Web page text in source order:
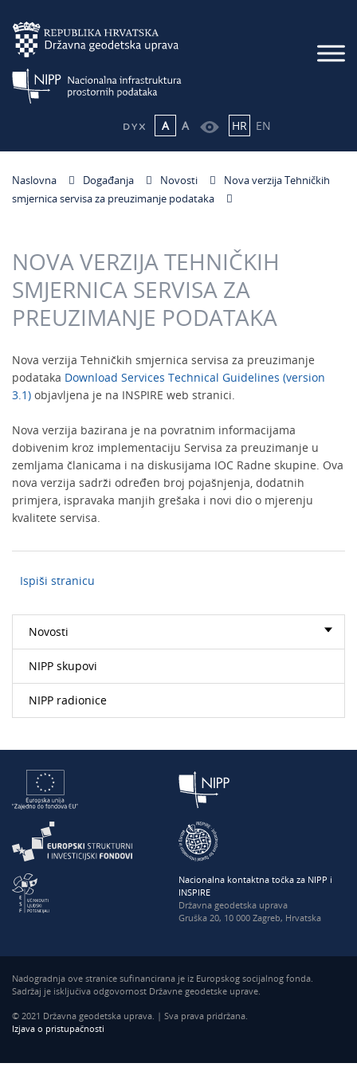
A A HR EN
Naslovna Događanja Novosti
Nova verzija Tehničkih
smjernica servisa za preuzimanje podataka
NOVA VERZIJA TEHNIČKIH
SMJERNICA SERVISA ZA
PREUZIMANJE PODATAKA
Nova verzija Tehničkih smjernica servisa za preuzimanje
podataka Download Services Technical Guidelines (version
3.1) objavljena je na INSPIRE web stranici.
Nova verzija bazirana je na povratnim informacijama
dobivenim kroz implementaciju Servisa za preuzimanje u
zemljama članicama i na diskusijama IOC Radne skupine. Ova
nova verzija sadrži određen broj pojašnjenja, dodatnih
primjera, ispravaka manjih grešaka i novi dio o mjerenju
kvalitete servisa.
Ispiši stranicu
Novosti
NIPP skupovi
NIPP radionice
Nacionalna kontaktna točka za NIPP i
INSPIRE
Državna geodetska uprava
Gruška 20, 10 000 Zagreb, Hrvatska
Nadogradnja ove stranice sufinancirana je iz Europskog socijalnog fonda.
Sadržaj je isključiva odgovornost Državne geodetske uprave.
© 2021 Državna geodetska uprava. | Sva prava pridržana.
Izjava o pristupačnosti